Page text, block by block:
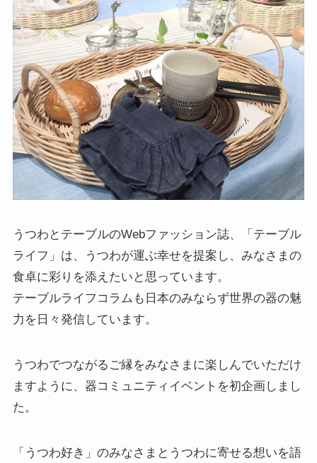
うつわとテーブルのWebファッション誌、「テーブル
ライフ」は、うつわが運ぶ幸せを提案し、みなさまの
食卓に彩りを添えたいと思っています。
テーブルライフコラムも日本のみならず世界の器の魅
力を日々発信しています。
うつわでつながるご縁をみなさまに楽しんでいただけ
ますように、器コミュニティイベントを初企画しまし
た。
「うつわ好き」のみなさまとうつわに寄せる想いを語